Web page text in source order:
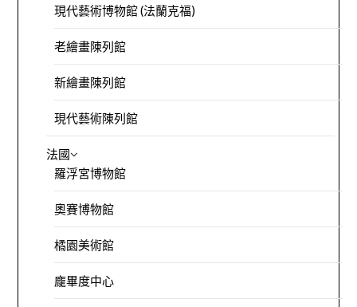
現代藝術博物館 (法蘭克福)
老繪畫陳列館
新繪畫陳列館
現代藝術陳列館
法國
羅浮宮博物館
奧賽博物館
橘園美術館
龐畢度中心